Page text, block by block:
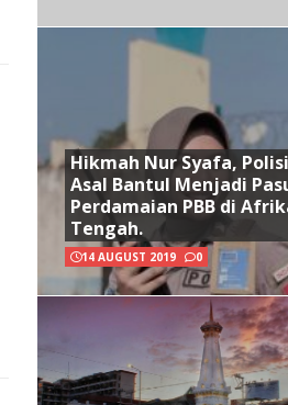
Hikmah Nur Syafa,
Asal Bantul Menjadi
Perdamaian PBB di
Tengah.
14 AUGUST 2019 0